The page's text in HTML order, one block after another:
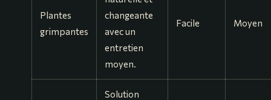
Plantes
grimpantes
changeante
avec un
entretien
moyen.
Facile Moyen
Solution